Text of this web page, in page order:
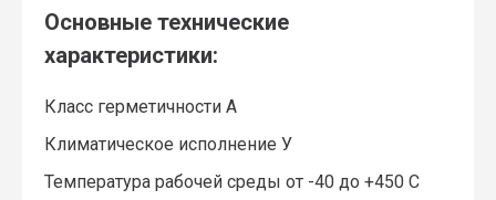
Основные технические
характеристики:
Класс герметичности А
Климатическое исполнение У
Температура рабочей среды от -40 до +450 С